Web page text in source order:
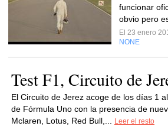
funcionar
obvio pero
El 23 enero
NONE
Test F1, Circuito de
El Circuito de Jerez acoge de los días 1
de Fórmula Uno con la presencia de
Mclaren, Lotus, Red Bull,...
Leer el resto